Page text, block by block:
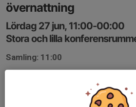
övernattning
Lördag 27 jun, 11:00-00:00
Stora och lilla
Samling: 11:00
Upplägg kommer senare. Svara så